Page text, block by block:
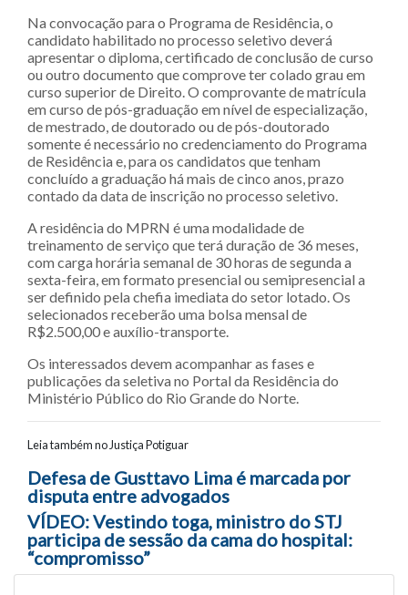
Na convocação para o Programa de Residência, o
candidato habilitado no processo seletivo deverá
apresentar o diploma, certificado de conclusão de curso
ou outro documento que comprove ter colado grau em
curso superior de Direito. O comprovante de matrícula
em curso de pós-graduação em nível de especialização,
de mestrado, de doutorado ou de pós-doutorado
somente é necessário no credenciamento do Programa
de Residência e, para os candidatos que tenham
concluído a graduação há mais de cinco anos, prazo
contado da data de inscrição no processo seletivo.
A residência do MPRN é uma modalidade de
treinamento de serviço que terá duração de 36 meses,
com carga horária semanal de 30 horas de segunda a
sexta-feira, em formato presencial ou semipresencial a
ser definido pela chefia imediata do setor lotado. Os
selecionados receberão uma bolsa mensal de
R$2.500,00 e auxílio-transporte.
Os interessados devem acompanhar as fases e
publicações da seletiva no Portal da Residência do
Ministério Público do Rio Grande do Norte.
Leia também no Justiça Potiguar
Navegação entre posts
Defesa de Gusttavo Lima é marcada por
disputa entre advogados
VÍDEO: Vestindo toga, ministro do STJ
participa de sessão da cama do hospital:
“compromisso”